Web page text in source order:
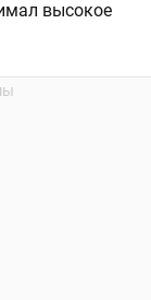
высокое